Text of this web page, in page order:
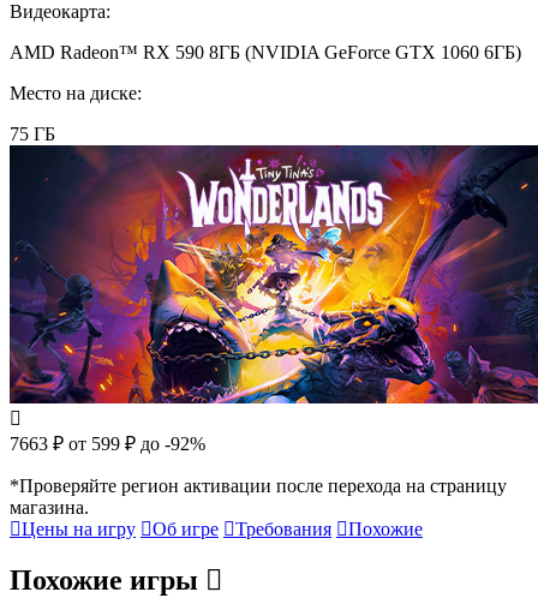
Видеокарта:
AMD Radeon™ RX 590 8ГБ (NVIDIA GeForce GTX 1060 6ГБ)
Место на диске:
75 ГБ
7663 ₽ от 599 ₽ до -92%
*Проверяйте регион активации после перехода на страницу
магазина.
Цены на игру
Об игре Требования Похожие
Похожие игры